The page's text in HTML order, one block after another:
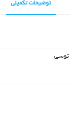
توضیحات تکمیلی
توسی